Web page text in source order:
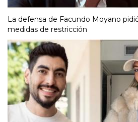
La defensa de Facundo Moyano
medidas de restricción